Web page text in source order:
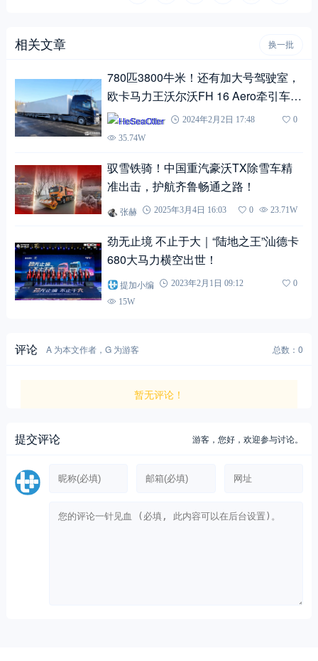
相关文章 换一批
780匹3800牛米！还有加大号驾驶室，
欧卡马力王沃尔沃FH 16 Aero牵引车实
拍HeSeaOtter 2024年2月2日 17:48
0
35.74W
驭雪铁骑！中国重汽豪沃TX除雪车精
准出击，护航齐鲁畅通之路！
张赫 2025年3月4日 16:03 0 23.71W
劲无止境 不止于大｜“陆地之王”汕德卡
680大马力横空出世！
提加小编 2023年2月1日 09:12
0
15W
评论 A 为本文作者，G 为游客 总数：0
暂无评论！
提交评论 游客，您好，欢迎参与讨论。